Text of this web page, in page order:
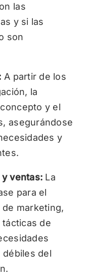
las
y si las
son
A partir de los
la
y el
asegurándose
y
ventas: La
para el
marketing,
de
del